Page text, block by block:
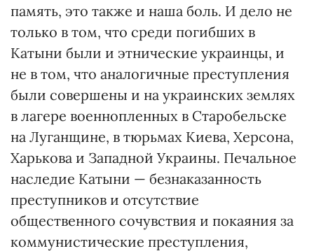
память, это также и наша боль. И дело не
только в том, что среди погибших в
Катыни были и этнические украинцы, и
не в том, что аналогичные преступления
были совершены и на украинских землях
в лагере военнопленных в Старобельске
на Луганщине, в тюрьмах Киева, Херсона,
Харькова и Западной Украины. Печальное
наследие Катыни — безнаказанность
преступников и отсутствие
общественного сочувствия и покаяния за
коммунистические преступления,